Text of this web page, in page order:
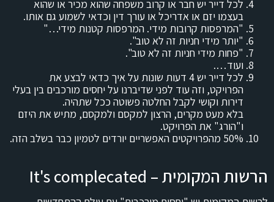
לכל דייר יש חבר או קרוב משפחה שהוא מכיר או שהוא
בעצמו יזם או אדריכל או עורך דין וכדאי לשמוע גם אותו.
"המרפסות קרובות מידי. המרפסות קטנות מידי…"
"יותר מידי חניות זה לא טוב".
"פחות מידי חניות זה לא טוב".
ועוד….
לכל דייר יש 4 דעות שונות על איך כדאי לבצע את
הפרויקט, וזה עוד לפני שדיברנו על יחסים מורכבים בין בעלי
דירות וקושי לקבל החלטה פשוטה ככל שתהיה.
בלא מעט מקרים, הרצון למקסם ולמקסם, מתיש את היזם
ו"הורג" את הפרויקט.
50% מהפרויקטים האפשריים יורדים לטמיון כבר בשלב הזה.
הרשות המקומית – It's complecated